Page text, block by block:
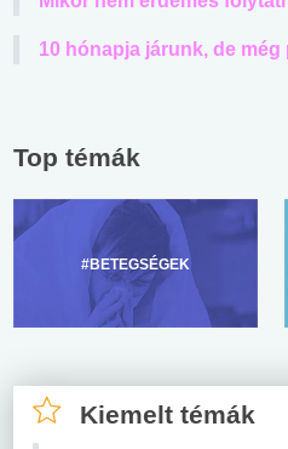
10 hónapja járunk, de
Top témák
#BETEGSÉGEK
Kiemelt témák